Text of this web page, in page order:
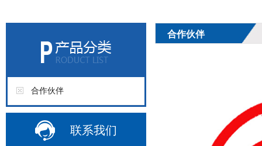
合作伙伴
联系我们
合作伙伴